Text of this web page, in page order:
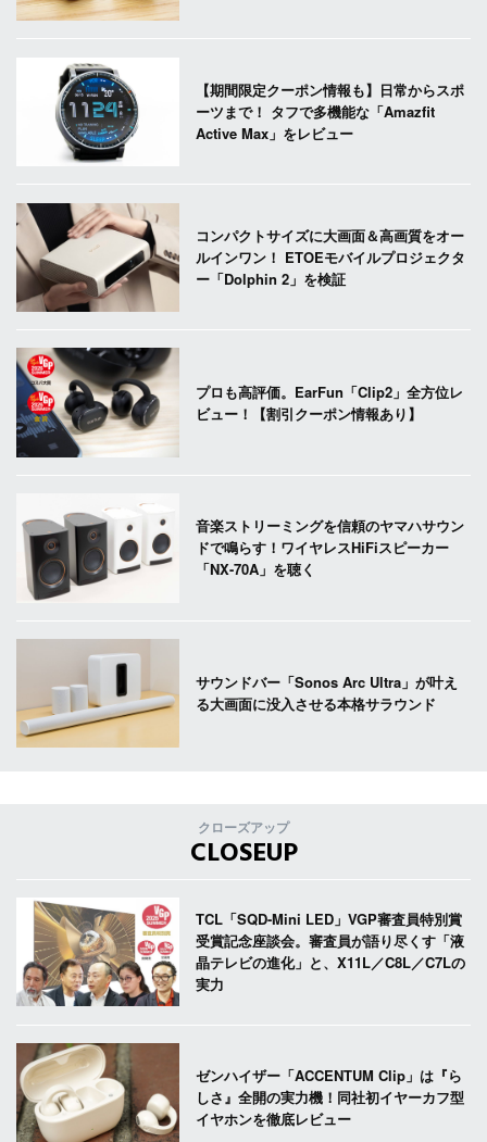
【期間限定クーポン情報も】日常からスポ
ーツまで！ タフで多機能な「Amazfit
Active Max」をレビュー
コンパクトサイズに大画面＆高画質をオー
ルインワン！ ETOEモバイルプロジェクタ
ー「Dolphin 2」を検証
プロも高評価。EarFun「Clip2」全方位レ
ビュー！【割引クーポン情報あり】
音楽ストリーミングを信頼のヤマハサウン
ドで鳴らす！ワイヤレスHiFiスピーカー
「NX-70A」を聴く
サウンドバー「Sonos Arc Ultra」が叶え
る大画面に没入させる本格サラウンド
クローズアップ
CLOSEUP
TCL「SQD-Mini LED」VGP審査員特別賞
受賞記念座談会。審査員が語り尽くす「液
晶テレビの進化」と、X11L／C8L／C7Lの
実力
ゼンハイザー「ACCENTUM Clip」は『ら
しさ』全開の実力機！同社初イヤーカフ型
イヤホンを徹底レビュー